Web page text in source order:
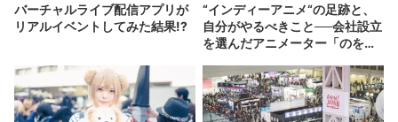
バーチャルライブ配信アプリが
リアルイベントしてみた結果!?
“インディーアニメ“の足跡と、
自分がやるべきこと──会社設立
を選んだアニメーター「のを